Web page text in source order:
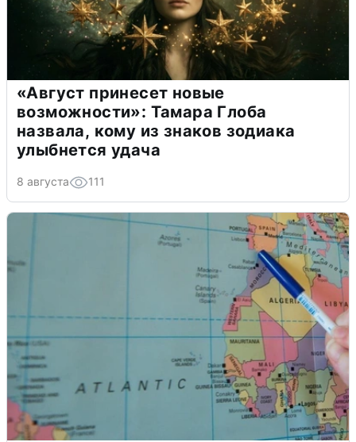
«Август принесет новые
возможности»: Тамара Глоба
назвала, кому из знаков зодиака
улыбнется удача
8 августа 111